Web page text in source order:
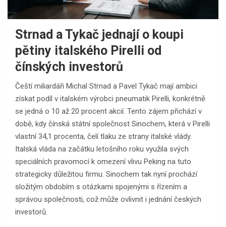
Strnad a Tykač jednají o koupi
pětiny italského Pirelli od
čínských investorů
Čeští miliardáři Michal Strnad a Pavel Tykač mají ambici
získat podíl v italském výrobci pneumatik Pirelli, konkrétně
se jedná o 10 až 20 procent akcií. Tento zájem přichází v
době, kdy čínská státní společnost Sinochem, která v Pirelli
vlastní 34,1 procenta, čelí tlaku ze strany italské vlády.
Italská vláda na začátku letošního roku využila svých
speciálních pravomocí k omezení vlivu Peking na tuto
strategicky důležitou firmu. Sinochem tak nyní prochází
složitým obdobím s otázkami spojenými s řízením a
správou společnosti, což může ovlivnit i jednání českých
investorů.